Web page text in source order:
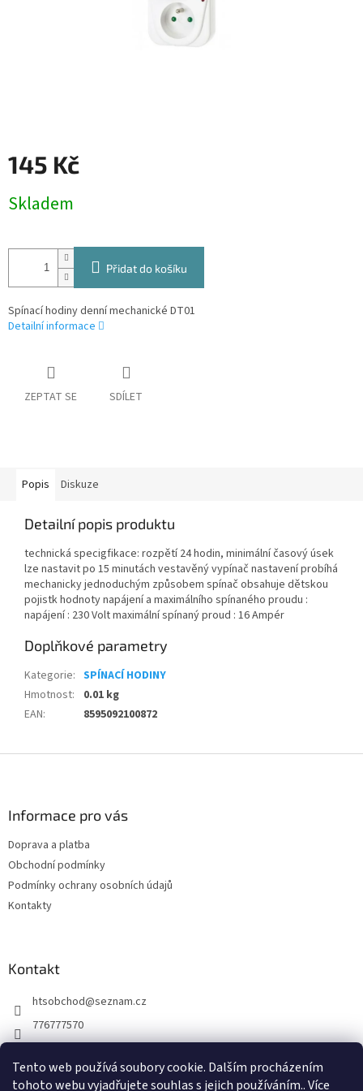
Tento web používá soubory cookie. Dalším procházením
tohoto webu vyjadřujete souhlas s jejich používáním.. Více
145 Kč
cena:
Skladem
Přidat do košíku
Spínací hodiny denní mechanické DT01
Detailní informace
ZEPTAT SE SDÍLET
Popis Diskuze
Detailní popis produktu
technická specigfikace: rozpětí 24 hodin, minimální časový úsek
lze nastavit po 15 minutách vestavěný vypínač nastavení probíhá
mechanicky jednoduchým způsobem spínač obsahuje dětskou
pojistk hodnoty napájení a maximálního spínaného proudu :
napájení : 230 Volt maximální spínaný proud : 16 Ampér
Doplňkové parametry
Kategorie: SPÍNACÍ HODINY
Hmotnost:
0.01 kg
EAN: 8595092100872
Informace pro vás
Doprava a platba
Obchodní podmínky
Podmínky ochrany osobních údajů
Kontakty
Kontakt
htsobchod@seznam.cz
776777570
https://www.facebook.com/Elektro-Vr%C5%A1ovick%C3%A1-229